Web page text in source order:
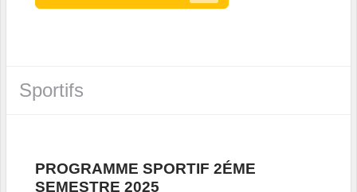
Sportifs
PROGRAMME SPORTIF 2ÉME
SEMESTRE 2025